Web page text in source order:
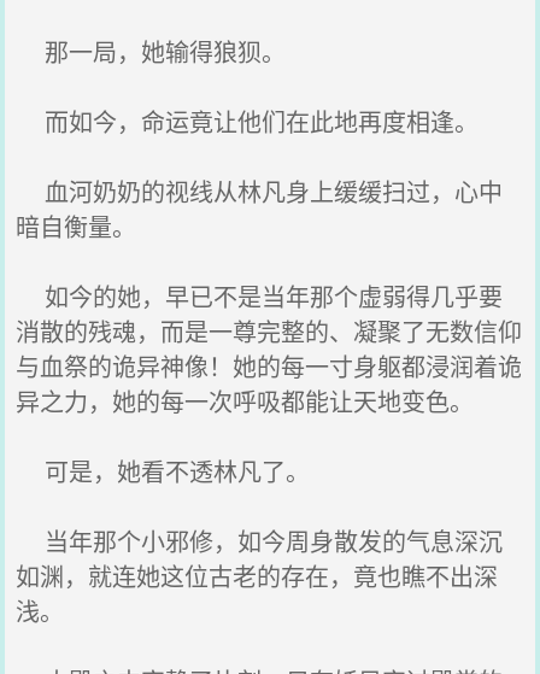
那一局，她输得狼狈。
而如今，命运竟让他们在此地再度相逢。
血河奶奶的视线从林凡身上缓缓扫过，心中
暗自衡量。
如今的她，早已不是当年那个虚弱得几乎要
消散的残魂，而是一尊完整的、凝聚了无数信仰
与血祭的诡异神像！她的每一寸身躯都浸润着诡
异之力，她的每一次呼吸都能让天地变色。
可是，她看不透林凡了。
当年那个小邪修，如今周身散发的气息深沉
如渊，就连她这位古老的存在，竟也瞧不出深
浅。